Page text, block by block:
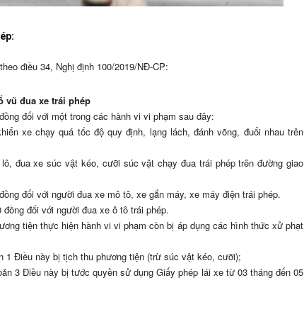
điều 34, Nghị định 100/2019/NĐ-CP:
vũ đua xe trái phép
đối với một trong các hành vi vi phạm sau đây:
xe chạy quá tốc độ quy định, lạng lách, đánh võng, đuổi nhau trên
đua xe súc vật kéo, cưỡi súc vật chạy đua trái phép trên đường giao
đối với người đua xe mô tô, xe gắn máy, xe máy điện trái phép.
đối với người đua xe ô tô trái phép.
tiện thực hiện hành vi vi phạm còn bị áp dụng các hình thức xử phạt
1 Điều này bị tịch thu phương tiện (trừ súc vật kéo, cưỡi);
3 Điều này bị tước quyền sử dụng Giấy phép lái xe từ 03 tháng đến 05